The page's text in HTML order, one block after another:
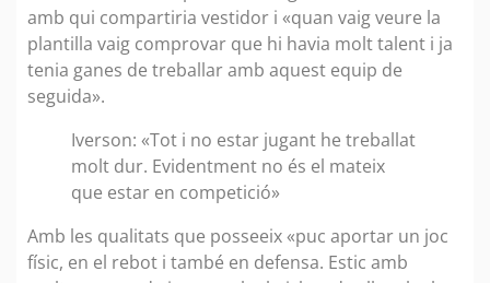
amb qui compartiria vestidor i «quan vaig veure la
plantilla vaig comprovar que hi havia molt talent i ja
tenia ganes de treballar amb aquest equip de
seguida».
Iverson: «Tot i no estar jugant he treballat
molt dur. Evidentment no és el mateix
que estar en competició»
Amb les qualitats que posseeix «puc aportar un joc
físic, en el rebot i també en defensa. Estic amb